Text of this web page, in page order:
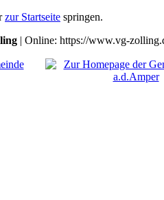
zur Startseite springen.
| Online: https://www.vg-